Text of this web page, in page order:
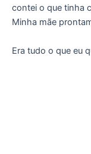
contei o que tinha
Minha mãe
Era tudo o que eu